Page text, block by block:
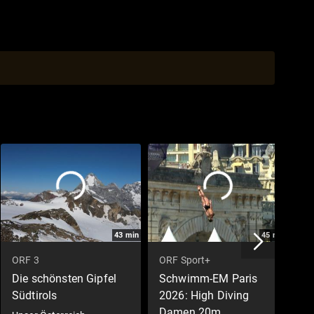
43 min
ORF 3
Die schönsten Gipfel
Südtirols
45 min
ORF Sport+
Schwimm-EM Paris
2026: High Diving